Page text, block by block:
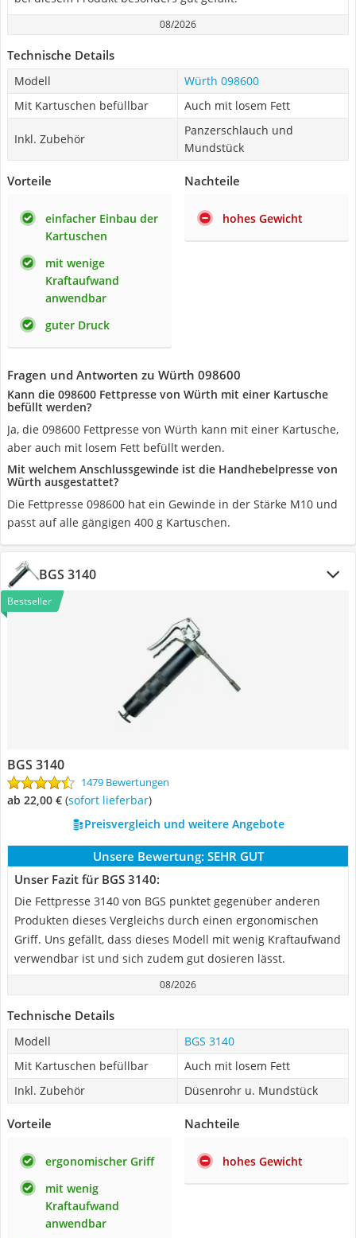
08/2026
Technische Details
Modell
Würth 098600
Mit Kartuschen befüllbar
Auch mit losem Fett
Inkl. Zubehör
Panzerschlauch und
Mundstück
Vorteile
einfacher Einbau der
Kartuschen
mit wenige
Kraftaufwand
anwendbar
guter Druck
Nachteile
hohes Gewicht
Fragen und Antworten zu Würth 098600
Kann die 098600 Fettpresse von Würth mit einer Kartusche
befüllt werden?
Ja, die 098600 Fettpresse von Würth kann mit einer Kartusche,
aber auch mit losem Fett befüllt werden.
Mit welchem Anschlussgewinde ist die Handhebelpresse von
Würth ausgestattet?
Die Fettpresse 098600 hat ein Gewinde in der Stärke M10 und
passt auf alle gängigen 400 g Kartuschen.
BGS 3140
Bestseller
BGS 3140
1479 Bewertungen
ab 22,00 € ( Sofort lieferbar)
Preisvergleich und weitere Angebote
Unsere Bewertung: SEHR GUT
Unser Fazit für BGS 3140:
Die Fettpresse 3140 von BGS punktet gegenüber anderen
Produkten dieses Vergleichs durch einen ergonomischen
Griff. Uns gefällt, dass dieses Modell mit wenig Kraftaufwand
verwendbar ist und sich zudem gut dosieren lässt.
08/2026
Technische Details
Modell
BGS 3140
Mit Kartuschen befüllbar
Auch mit losem Fett
Inkl. Zubehör
Düsenrohr u. Mundstück
Vorteile
ergonomischer Griff
mit wenig
Kraftaufwand
anwendbar
Nachteile
hohes Gewicht